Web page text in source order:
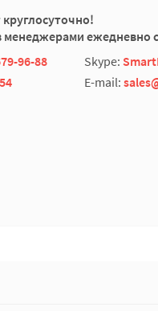
круглосуточно!
ежедневно
96-88 Skype:
E-mail: